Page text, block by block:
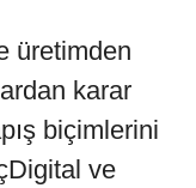
üretimden
karar
biçimlerini
ve